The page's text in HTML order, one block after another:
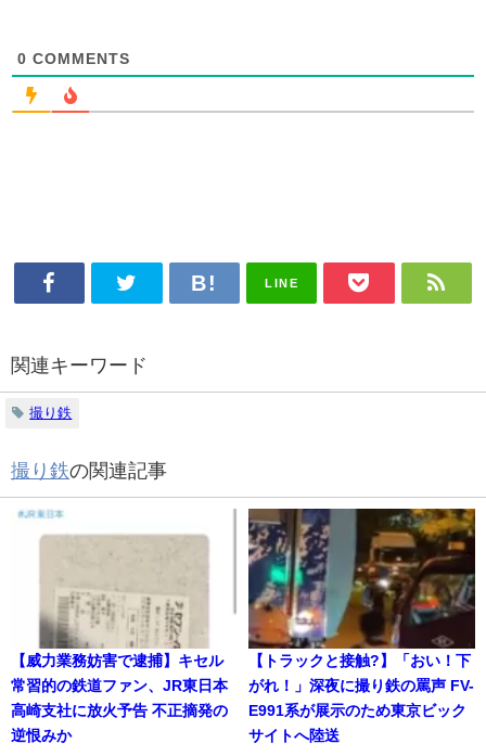
0 COMMENTS
LINE
関連キーワード
撮り鉄
撮り鉄の関連記事
【威力業務妨害で逮捕】キセル
常習的の鉄道ファン、JR東日本
高崎支社に放火予告 不正摘発の
逆恨みか
【トラックと接触?】「おい！下
がれ！」深夜に撮り鉄の罵声 FV-
E991系が展示のため東京ビック
サイトへ陸送